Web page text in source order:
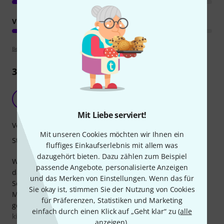
Mit Liebe serviert!
Mit unseren Cookies möchten wir Ihnen ein
fluffiges Einkaufserlebnis mit allem was
dazugehört bieten. Dazu zählen zum Beispiel
passende Angebote, personalisierte Anzeigen
und das Merken von Einstellungen. Wenn das für
Sie okay ist, stimmen Sie der Nutzung von Cookies
für Präferenzen, Statistiken und Marketing
einfach durch einen Klick auf „Geht klar“ zu (alle
VERARBEITUNG
Bewertungsrichtlinien
3828 Rezensionen
Vorbeugen ist besser als heilen...und billiger.
Wer kennt das nicht ? 20 Gitarren, aber nur 15 Ständer
dafür. Also stehen einige davon mal gern an der Wand, am
Schrank oder an der Kante des Schreibtisches. Und getreu
Murphy?s Gesetz geht irgendwann alles schief, was schief
gehen kann. Irgendwer wuselt durchs Zimmer, die Gitte
kippt um und im günstigsten Fall platzt ein bisschen Lack
Verarbeitung
Stabilität